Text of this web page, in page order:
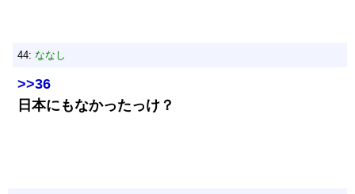
44: ななし
>>36
日本にもなかったっけ？